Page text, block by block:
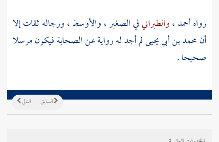
رواهأحمد،والطبرانيفي الصغير ، والأوسط ، ورجاله ثقات إلا
أنمحمد بن أبي يحيىلم أجد له رواية عن الصحابة فيكون مرسلا
صحيحا .
التالي السابق